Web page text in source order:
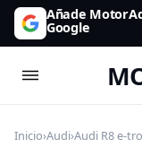
Añade
Google
Inicio›Audi›Audi R8 e-